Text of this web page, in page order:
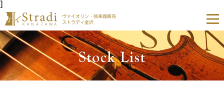
]
ヴァイオリン・弦楽器販売
ストラディ金沢